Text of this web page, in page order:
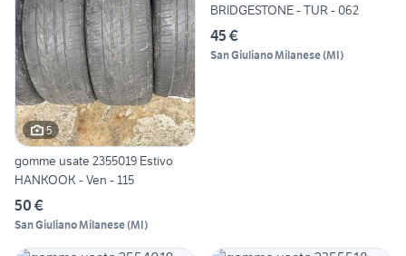
5
gomme usate 2355019 Estivo
HANKOOK - Ven - 115
50 €
San Giuliano Milanese(MI)
BRIDGESTONE - TUR - 062
45 €
San Giuliano Milanese(MI)